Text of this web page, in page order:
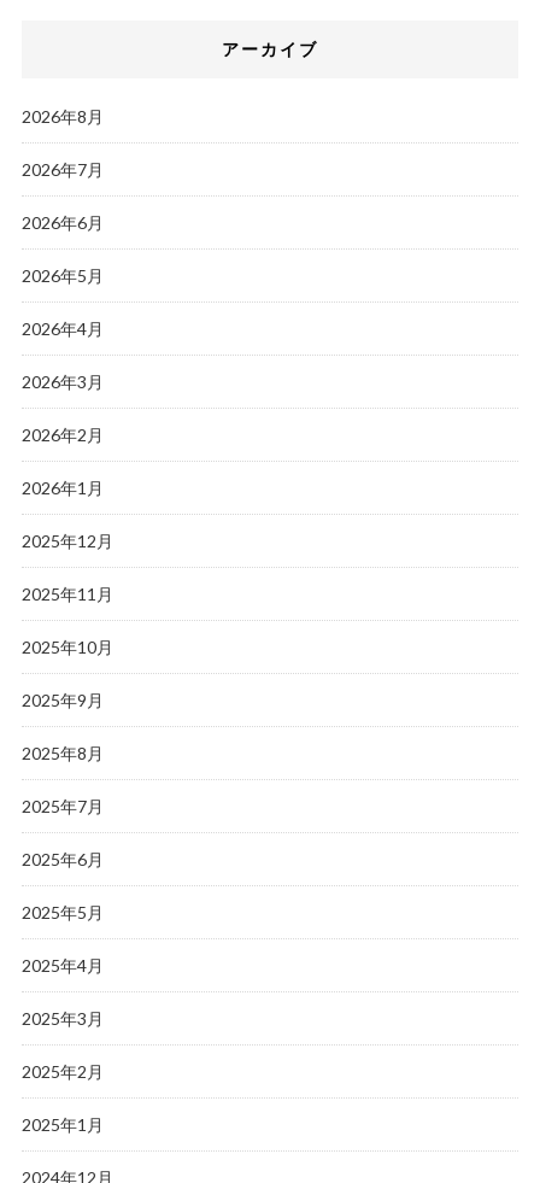
アーカイブ
2026年8月
2026年7月
2026年6月
2026年5月
2026年4月
2026年3月
2026年2月
2026年1月
2025年12月
2025年11月
2025年10月
2025年9月
2025年8月
2025年7月
2025年6月
2025年5月
2025年4月
2025年3月
2025年2月
2025年1月
2024年12月